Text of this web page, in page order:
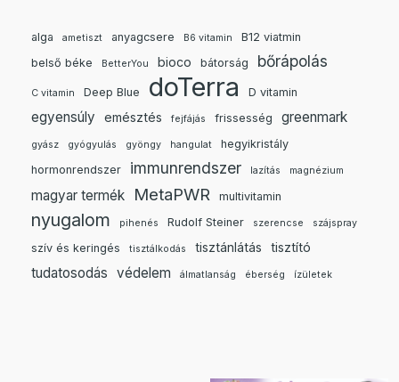
alga ametiszt anyagcsere B6 vitamin
B12 viatmin
belső béke
BetterYou bioco bátorság bőrápolás
C vitamin Deep Blue doTerra D vitamin
egyensúly emésztés fejfájás frissesség greenmark
gyász gyógyulás gyöngy hangulat
hegyikristály
hormonrendszer
immunrendszer lazítás magnézium
magyar termék MetaPWR multivitamin
nyugalom pihenés Rudolf Steiner szerencse szájspray
szív és keringés tisztálkodás tisztánlátás tisztító
tudatosodás védelem álmatlanság éberség ízületek